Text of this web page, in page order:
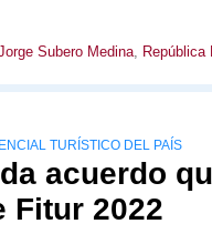
Subero Medina, República
TURÍSTICO DEL PAÍS
acuerdo
Fitur 2022